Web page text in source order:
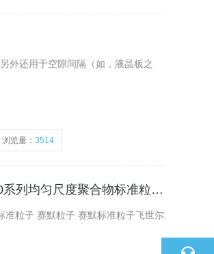
外还用于空隙间隔（如，液晶板之
浏览量：3514
Duke 2006A 2000系列美国Duke标准粒子2000系列均匀尺度聚合物标准粒子批发
粒子 赛默粒子 赛默标准粒子飞世尔